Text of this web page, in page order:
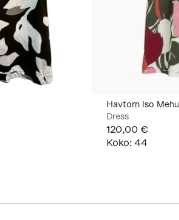
Havtorn Iso Mehu
Dress
120,00 €
Koko: 44